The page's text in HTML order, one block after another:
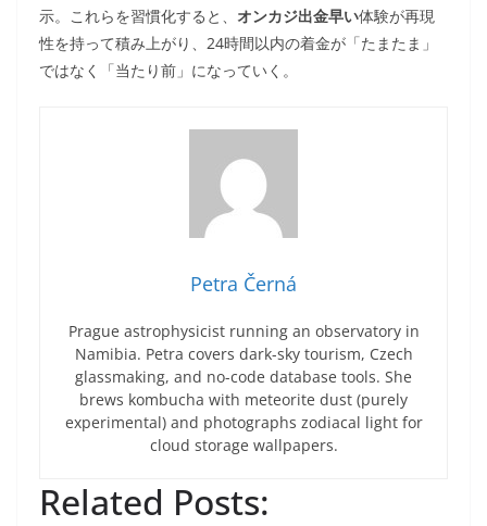
示。これらを習慣化すると、 オンカジ出金早い体験が再現
性を持って積み上がり、24時間以内の着金が「たまたま」
ではなく「当たり前」になっていく。
Petra Černá
Prague astrophysicist running an observatory in
Namibia. Petra covers dark-sky tourism, Czech
glassmaking, and no-code database tools. She
brews kombucha with meteorite dust (purely
experimental) and photographs zodiacal light for
cloud storage wallpapers.
Related Posts: